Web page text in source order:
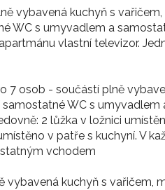
vybavená kuchyň s
WC s umyvadlem a
vlastní televizor.
7 osob - součástí plně
WC s
2 lůžka v ložnici
v patře s kuchyní. V
vchodem
vybavená kuchyň s vařičem,